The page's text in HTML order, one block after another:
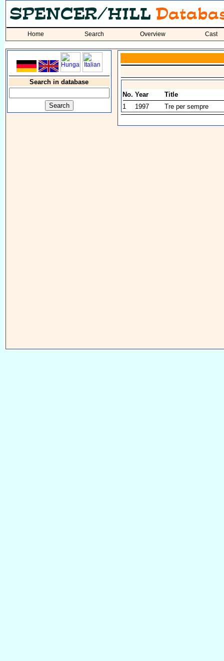
Home Search Overview Cast
Search in database
No. Year
Title
1
1997 Tre per sempre